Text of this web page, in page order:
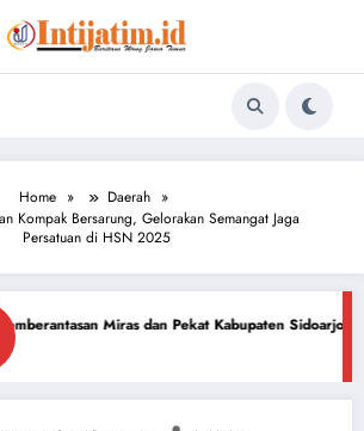
Home
Daerah
Kompak Bersarung, Gelorakan Semangat Jaga
Persatuan di HSN 2025
Pekat Kabupaten Sidoarjo Sidoarjo Darurat